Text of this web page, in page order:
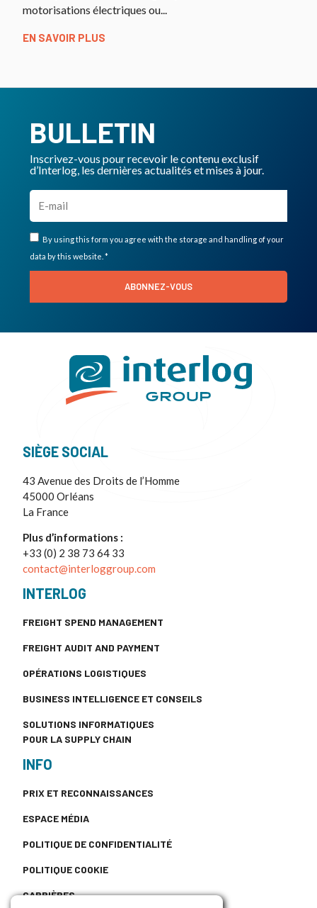
motorisations électriques ou...
EN SAVOIR PLUS
BULLETIN
Inscrivez-vous pour recevoir le contenu exclusif
d’Interlog, les dernières actualités et mises à jour.
By using this form you agree with the storage and handling of your
data by this website. *
ABONNEZ-VOUS
SIÈGE SOCIAL
43 Avenue des Droits de l’Homme
45000 Orléans
La France
Plus d’informations :
+33 (0) 2 38 73 64 33
contact@interloggroup.com
INTERLOG
FREIGHT SPEND MANAGEMENT
FREIGHT AUDIT AND PAYMENT
OPÉRATIONS LOGISTIQUES
BUSINESS INTELLIGENCE ET CONSEILS
SOLUTIONS INFORMATIQUES
POUR LA SUPPLY CHAIN
INFO
PRIX ET RECONNAISSANCES
ESPACE MÉDIA
POLITIQUE DE CONFIDENTIALITÉ
POLITIQUE COOKIE
CARRIÈRES